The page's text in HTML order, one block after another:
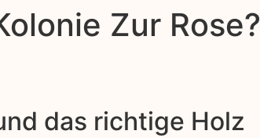
Zur Rose?
das richtige Holz